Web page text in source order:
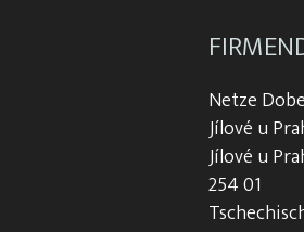
Netze
Jílové u
Jílové u
254 01